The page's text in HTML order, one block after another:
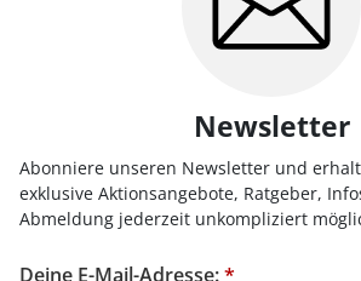
Newsletter
Abonniere unseren Newsletter und
exklusive Aktionsangebote, Ratgeber,
Abmeldung jederzeit unkompliziert
Deine E-Mail-Adresse:*